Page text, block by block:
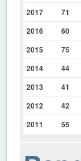
2017
71
2016
60
2015
75
2014
44
2013
41
2012
42
2011
55